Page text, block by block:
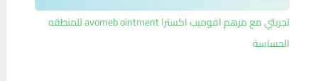
تجربتي مع مرهم افوميب اكسترا avomeb ointment للمنطقه
الحساسة